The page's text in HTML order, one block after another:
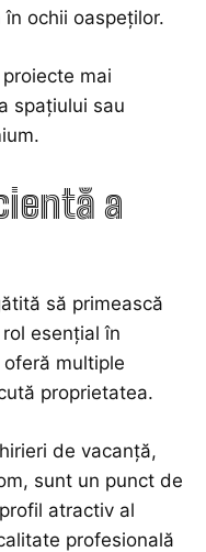
ochii oaspeților.
mai
spațiului sau
a
să primească
esențial în
multiple
proprietatea.
de vacanță,
sunt un punct de
atractiv al
profesională